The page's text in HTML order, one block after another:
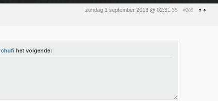
zondag 1 september 2013 @ 02:31 :35 #205
chufi het volgende: